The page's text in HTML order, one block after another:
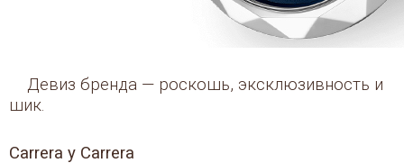
Девиз бренда — роскошь, эксклюзивность и
шик.
Carrera y Carrera